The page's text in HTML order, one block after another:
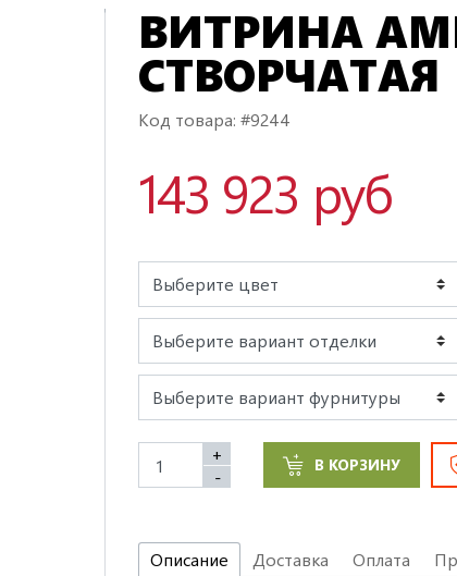
ВИТРИНА
СТВОРЧАТАЯ
Код товара: #9244
143 923 руб
+
-
В КОРЗИНУ
Описание Доставка Оплата